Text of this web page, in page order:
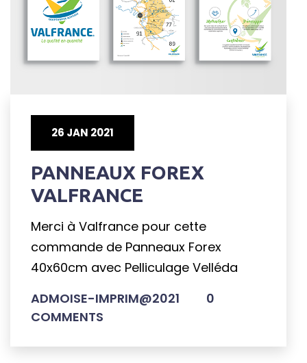
26 JAN 2021
PANNEAUX FOREX
VALFRANCE
Merci à Valfrance pour cette
commande de Panneaux Forex
40x60cm avec Pelliculage Velléda
ADMOISE-IMPRIM@2021
0
COMMENTS